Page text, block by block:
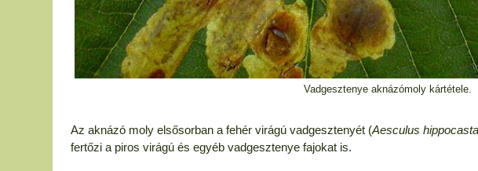
Vadgesztenye aknázómoly kártétele.
Az aknázó moly elsősorban a fehér virágú vadgesztenyét (Aesculus
fertőzi a piros virágú és egyéb vadgesztenye fajokat is.